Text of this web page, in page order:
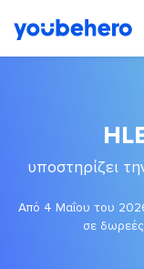
υποστηρίζει
Από 4 Μαΐου του 2026
σε δωρεές